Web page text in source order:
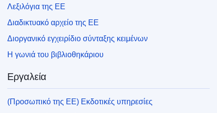
Λεξιλόγια της ΕΕ
Διαδικτυακό αρχείο της ΕΕ
Διοργανικό εγχειρίδιο σύνταξης κειμένων
Η γωνιά του βιβλιοθηκάριου
Εργαλεία
(Προσωπικό της ΕΕ) Εκδοτικές υπηρεσίες